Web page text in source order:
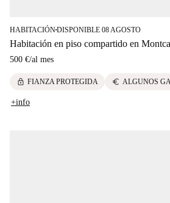
HABITACIÓN■DISPONIBLE 08 AGOSTO
Habitación en piso compartido en
500 €/al mes
lock FIANZA PROTEGIDA euro ALGUNOS
+info